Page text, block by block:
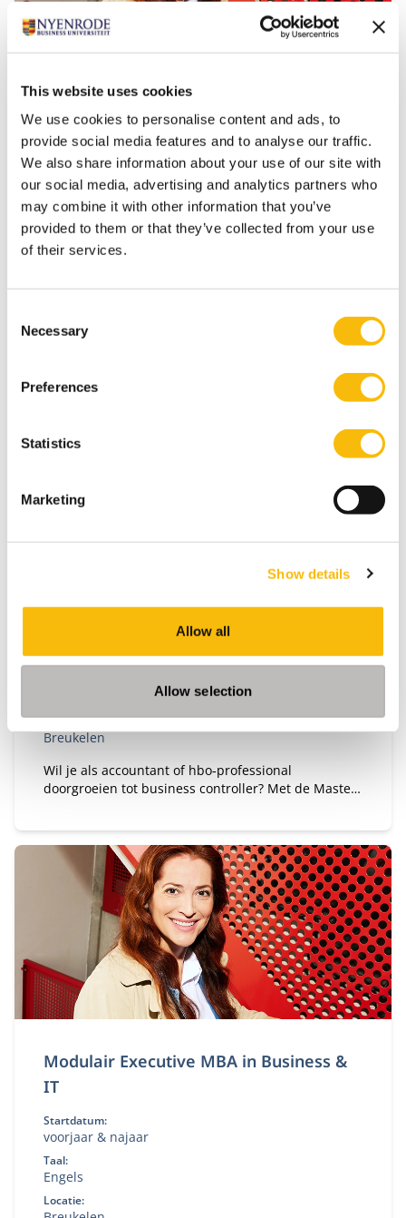
This website uses cookies
We use cookies to personalise content and ads, to
provide social media features and to analyse our traffic.
We also share information about your use of our site with
our social media, advertising and analytics partners who
may combine it with other information that you’ve
provided to them or that they’ve collected from your use
of their services.
Selection
Necessary
Preferences
Statistics
Marketing
Show details
Allow all
Allow selection
Master Fiscaal Recht (deeltijd)
Startdatum:
september en februari
Nederlands
Locatie:
Breukelen
Master of Science in Controlling
|Deeltijd
september, april en januari
Locatie:
Breukelen
Wil je als accountant of hbo‑professional
doorgroeien tot business controller? Met de Master
adviseren bij financiële en strategische
vraagstukken.
Modulair Executive MBA in Business &
IT
Startdatum:
voorjaar & najaar
Taal:
Engels
Locatie: